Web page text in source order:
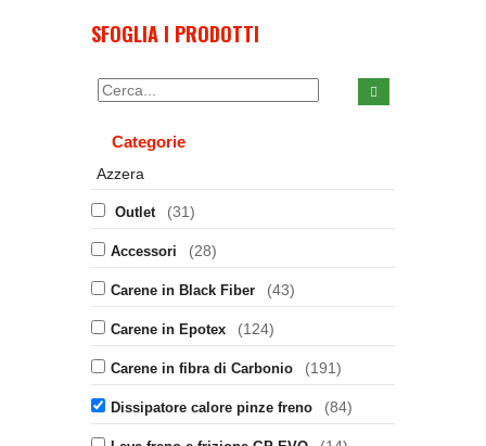
SFOGLIA I PRODOTTI
Categorie
Azzera
Outlet (31)
Accessori (28)
Carene in Black Fiber (43)
Carene in Epotex (124)
Carene in fibra di Carbonio (191)
Dissipatore calore pinze freno (84)